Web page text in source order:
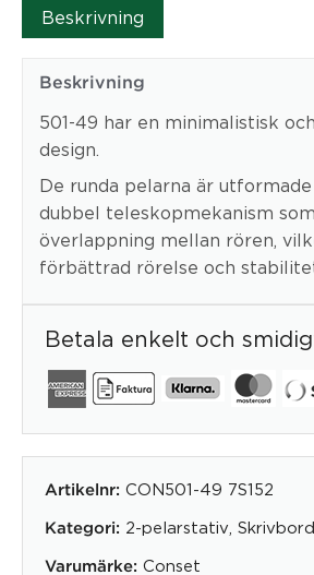
Beskrivning
Beskrivning
501-49 har en minimalistisk
design.
De runda pelarna är
dubbel teleskopmekanism
överlappning mellan rören,
förbättrad rörelse och
Betala enkelt och
Artikelnr: CON501-49 7S152
Kategori: 2-pelarstativ Skrivbord
Varumärke: Conset